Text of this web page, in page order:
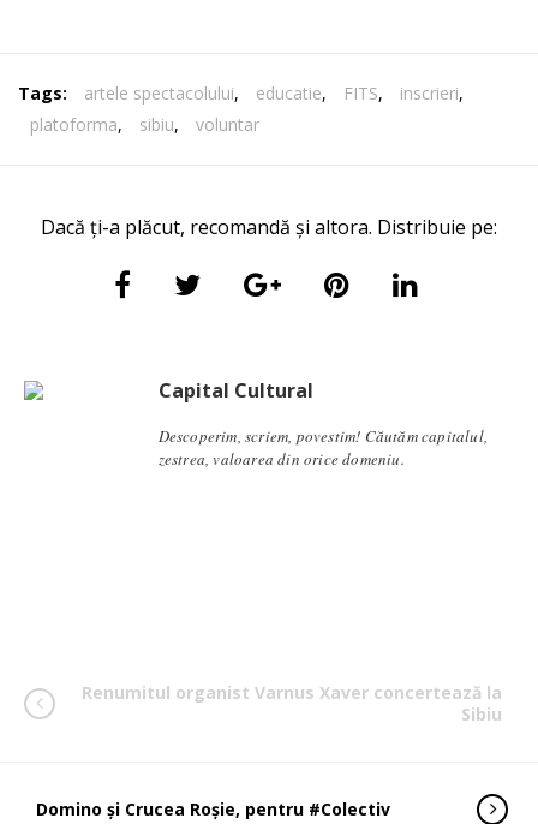
Tags: artele spectacolului, educatie, FITS, inscrieri,
platoforma, sibiu, voluntar
Dacă ți-a plăcut, recomandă și altora. Distribuie pe:
Capital Cultural
Descoperim, scriem, povestim! Căutăm capitalul,
zestrea, valoarea din orice domeniu.
Renumitul organist Varnus Xaver concertează la
Sibiu
Domino și Crucea Roșie, pentru #Colectiv